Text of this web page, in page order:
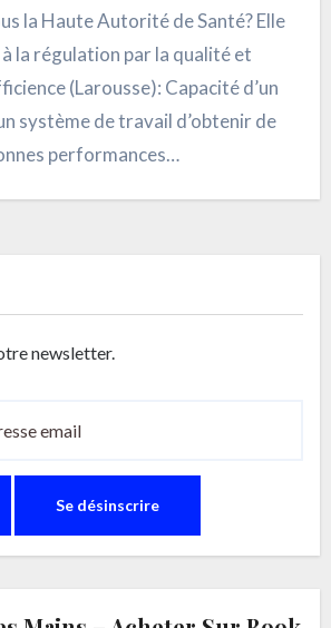
la Haute Autorité de Santé? Elle
la régulation par la qualité et
(Larousse): Capacité d’un
système de travail d’obtenir de
performances…
newsletter.